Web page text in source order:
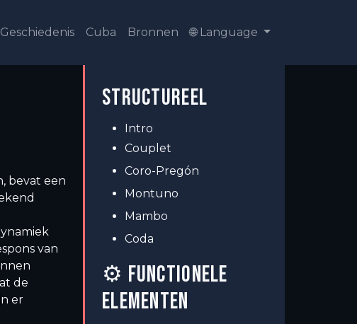
Geschiedenis Cuba Bronnen 🌐 Language
bevat een
van
de
er
STRUCTUREEL
Intro
Couplet
Coro-Pregón
Montuno
Mambo
Coda
⚙ FUNCTIONELE
ELEMENTEN